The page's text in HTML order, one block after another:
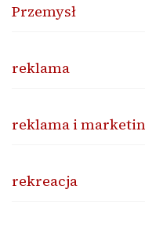
Przemysł
reklama
reklama i
rekreacja